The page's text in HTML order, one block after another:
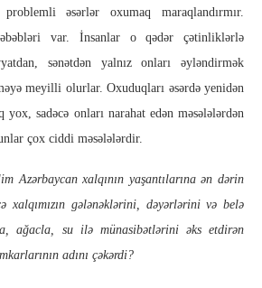
əsərlər oxumaq maraqlandırmır.
var. İnsanlar o qədər çətinliklərlə
sənətdən yalnız onları əyləndirmək
meyilli olurlar. Oxuduqları əsərdə yenidən
yox, sadəcə onları narahat edən məsələlərdən
çox ciddi məsələlərdir.
Azərbaycan xalqının yaşantılarına ən dərin
xalqımızın gələnəklərini, dəyərlərini və belə
ağacla, su ilə münasibətlərini əks etdirən
adını çəkərdi?